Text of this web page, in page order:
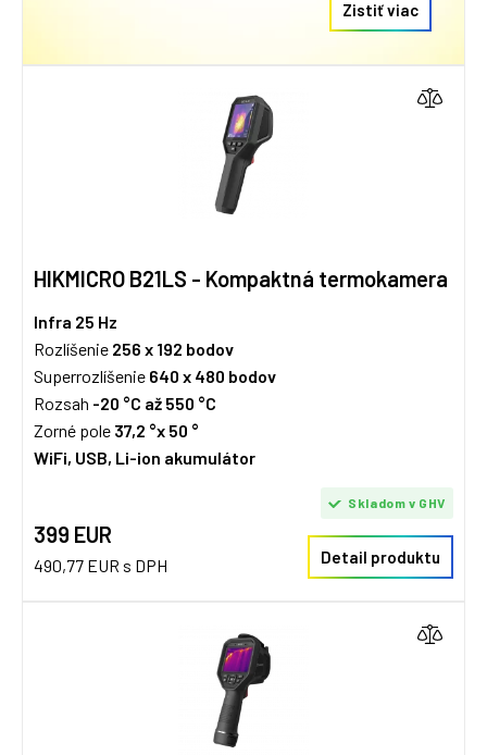
Zistiť viac
HIKMICRO B21LS - Kompaktná termokamera
Infra 25 Hz
Rozlíšenie 256 x 192 bodov
Superrozlíšenie 640 x 480 bodov
Rozsah -20 °C až 550 °C
Zorné pole 37,2 °x 50 °
WiFi, USB, Li-ion akumulátor
399 EUR
490,77 EUR s DPH
Skladom v GHV
Detail produktu